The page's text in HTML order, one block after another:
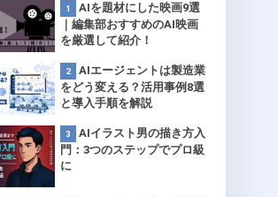
AIを題材にした映画9選
｜編集部おすすめのAI映画
を厳選して紹介！
AIエージェントは製造業
をどう変える？活用事例8選
と導入手順を解説
AIイラスト男の描き方入
門：3つのステップでプロ級
に